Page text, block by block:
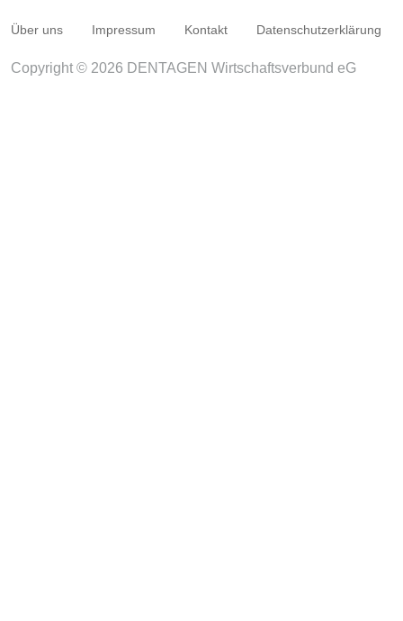
Über uns Impressum Kontakt Datenschutzerklärung
Copyright © 2026 DENTAGEN Wirtschaftsverbund eG